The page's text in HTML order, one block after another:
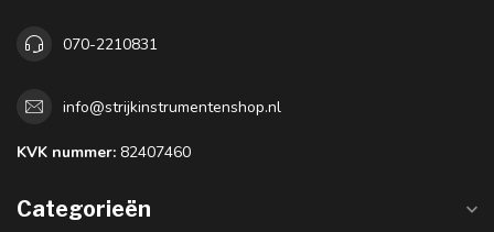
070-2210831
info@strijkinstrumentenshop.nl
KVK nummer: 82407460
Categorieën